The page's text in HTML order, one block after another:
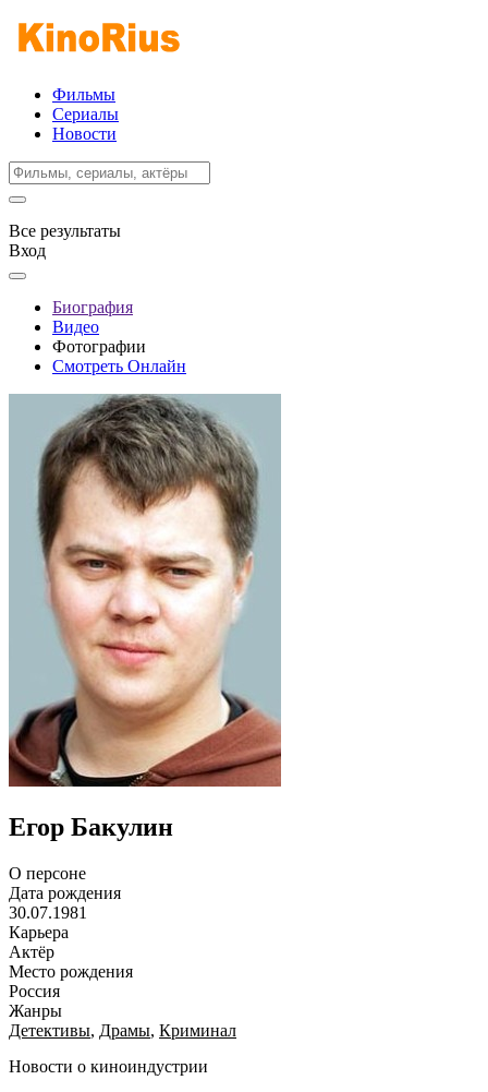
Фильмы
Сериалы
Новости
Все результаты
Вход
Биография
Видео
Фотографии
Смотреть Онлайн
Егор Бакулин
О персоне
Дата рождения
30.07.1981
Карьера
Актёр
Место рождения
Россия
Жанры
Детективы, Драмы, Криминал
Новости о киноиндустрии